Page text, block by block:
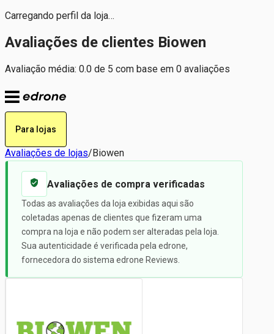
Carregando perfil da loja…
Avaliações de clientes Biowen
Avaliação média: 0.0 de 5 com base em 0 avaliações
Para lojas
Avaliações de lojas/Biowen
Avaliações de compra verificadas
Todas as avaliações da loja exibidas aqui são
coletadas apenas de clientes que fizeram uma
compra na loja e não podem ser alteradas pela loja.
Sua autenticidade é verificada pela edrone,
fornecedora do sistema edrone Reviews.